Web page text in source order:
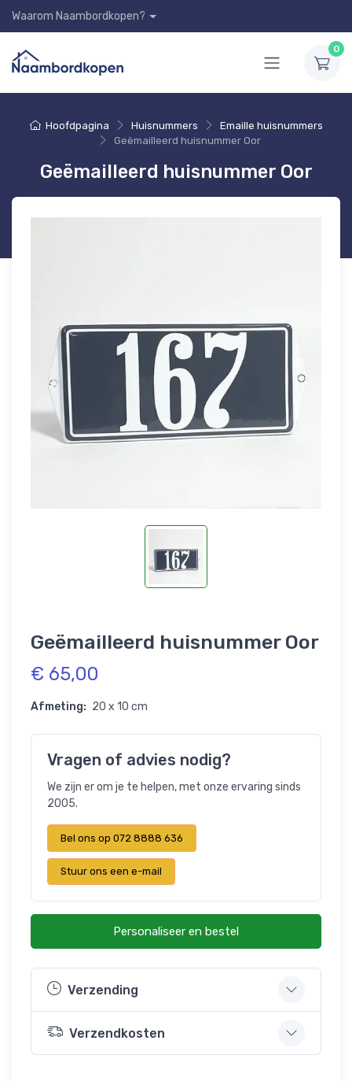
Waarom Naambordkopen?
0
Hoofdpagina Huisnummers
Emaille huisnummers
Geëmailleerd huisnummer Oor
Geëmailleerd huisnummer Oor
Geëmailleerd huisnummer Oor
€ 65,00
Afmeting: 20 x 10 cm
Vragen of advies nodig?
We zijn er om je te helpen, met onze ervaring sinds
2005.
Bel ons op 072 8888 636
Stuur ons een e-mail
Personaliseer en bestel
Verzending
Verzendkosten